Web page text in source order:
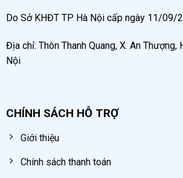
Do Sở KHĐT TP Hà Nội cấp ngày 11/09/
Địa chỉ: Thôn Thanh Quang, X. An Thượng,
Nội
CHÍNH SÁCH HỖ TRỢ
Giới thiệu
Chính sách thanh toán